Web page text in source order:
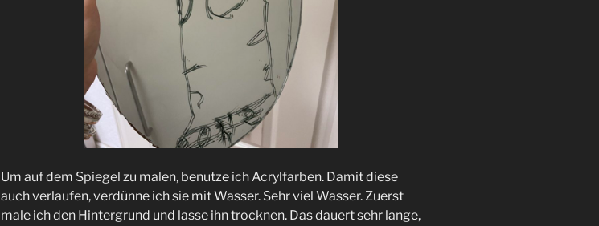
Um auf dem Spiegel zu malen, benutze ich Acrylfarben. Damit diese
auch verlaufen, verdünne ich sie mit Wasser. Sehr viel Wasser. Zuerst
male ich den Hintergrund und lasse ihn trocknen. Das dauert sehr lange,